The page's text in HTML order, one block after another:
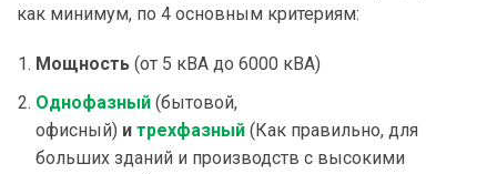
как минимум, по 4 основным критериям:
Мощность (от 5 кВА до 6000 кВА)
Однофазный (бытовой,
офисный) и трехфазный (Как правильно, для
больших зданий и производств с высокими